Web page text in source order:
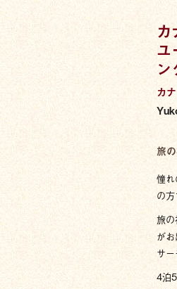
ユ
ン
カ
旅
憧
の
旅
が
サ
4泊